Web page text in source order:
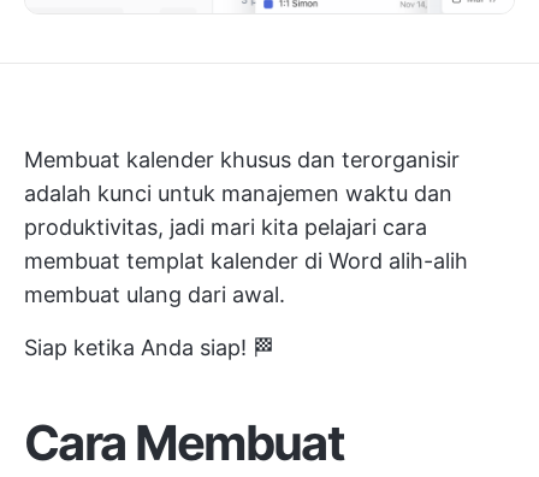
Membuat kalender khusus dan terorganisir
adalah kunci untuk manajemen waktu dan
produktivitas, jadi mari kita pelajari cara
membuat templat kalender di Word alih-alih
membuat ulang dari awal.
Siap ketika Anda siap! 🏁
Cara Membuat